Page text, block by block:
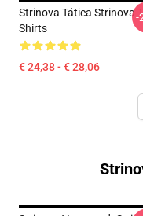
Strinova Tática Strinova
Shirts
€ 24,38 - € 28,06
-